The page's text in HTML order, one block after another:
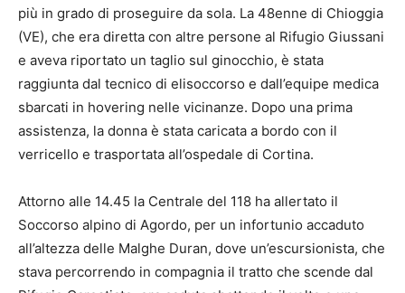
più in grado di proseguire da sola. La 48enne di Chioggia
(VE), che era diretta con altre persone al Rifugio Giussani
e aveva riportato un taglio sul ginocchio, è stata
raggiunta dal tecnico di elisoccorso e dall’equipe medica
sbarcati in hovering nelle vicinanze. Dopo una prima
assistenza, la donna è stata caricata a bordo con il
verricello e trasportata all’ospedale di Cortina.
Attorno alle 14.45 la Centrale del 118 ha allertato il
Soccorso alpino di Agordo, per un infortunio accaduto
all’altezza delle Malghe Duran, dove un’escursionista, che
stava percorrendo in compagnia il tratto che scende dal